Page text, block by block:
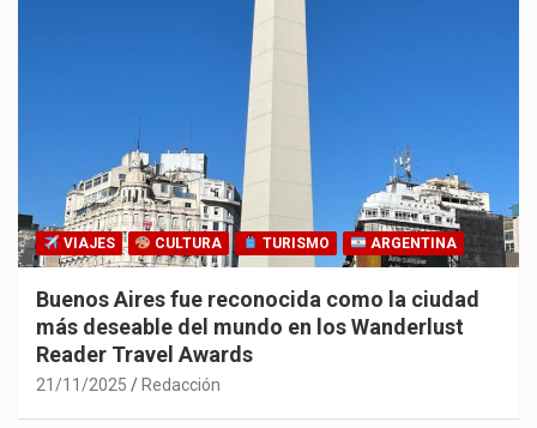
VIAJES CULTURA TURISMO ARGENTINA
Buenos Aires fue reconocida como la ciudad
más deseable del mundo en los Wanderlust
Reader Travel Awards
21/11/2025 Redacción